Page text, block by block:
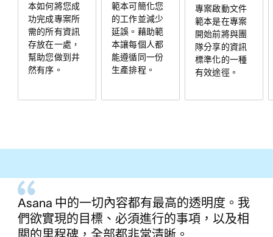
本如何將您成
功完成專案所
需的所有資訊
存放在一處，
幫助您做到井
然有序。
範本可簡化您
的工作並減少
延誤。藉助範
本讓每個人都
能遵循同一份
生產排程。
專案啟動文件
範本是在專案
開始前將與團
隊分享的資訊
標準化的一種
有效途徑。
Asana 中的一切內容都有最高的透明度。我
們欲實現的目標、必須進行的事項，以及相